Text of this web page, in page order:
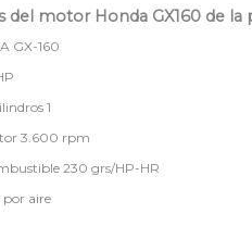
del motor Honda GX160 de
GX-160
1
3.600 rpm
230 grs/HP-HR
por aire